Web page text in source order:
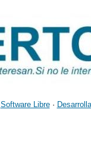
Software Libre·